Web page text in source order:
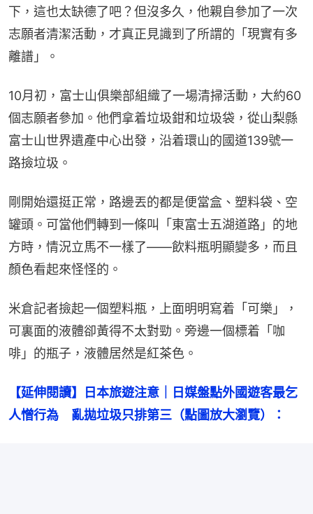
下，這也太缺德了吧？但沒多久，他親自參加了一次
志願者清潔活動，才真正見識到了所謂的「現實有多
離譜」。
10月初，富士山俱樂部組織了一場清掃活動，大約60
個志願者參加。他們拿着垃圾鉗和垃圾袋，從山梨縣
富士山世界遺產中心出發，沿着環山的國道139號一
路撿垃圾。
剛開始還挺正常，路邊丟的都是便當盒、塑料袋、空
罐頭。可當他們轉到一條叫「東富士五湖道路」的地
方時，情況立馬不一樣了——飲料瓶明顯變多，而且
顏色看起來怪怪的。
米倉記者撿起一個塑料瓶，上面明明寫着「可樂」，
可裏面的液體卻黃得不太對勁。旁邊一個標着「咖
啡」的瓶子，液體居然是紅茶色。
【延伸閱讀】日本旅遊注意｜日媒盤點外國遊客最乞
人憎行為　亂拋垃圾只排第三（點圖放大瀏覽）：